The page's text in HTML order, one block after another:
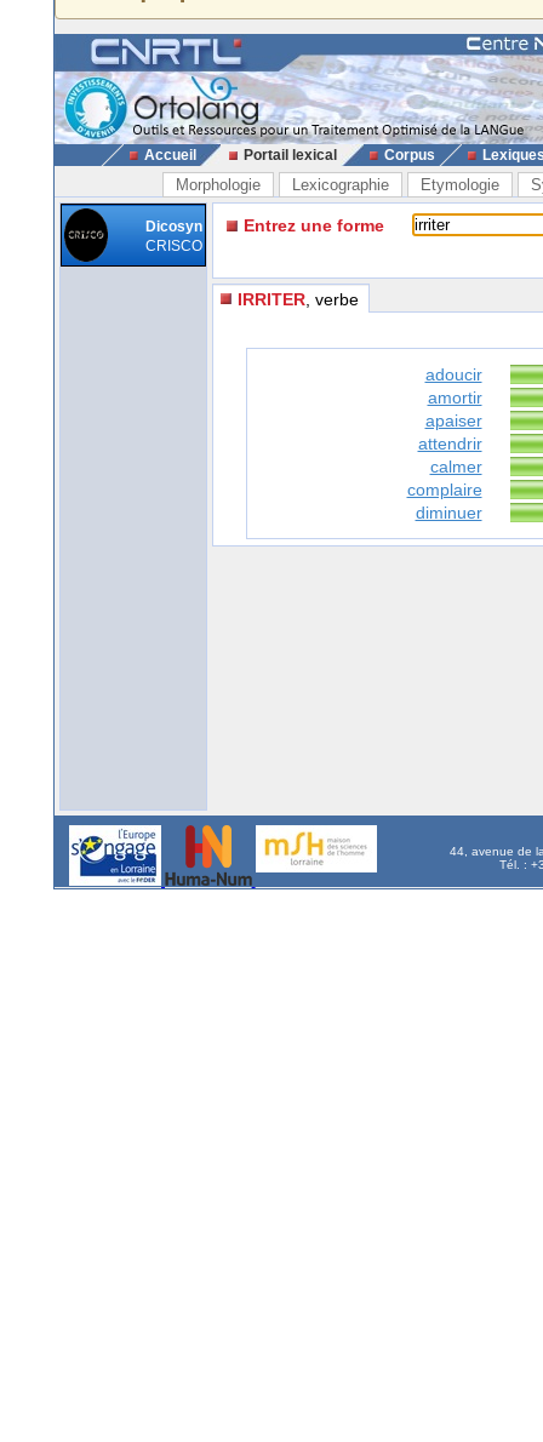
Accueil Portail lexical Corpus
Morphologie Lexicographie Etymologie
Dicosyn
CRISCO
Entrez une forme
IRRITER , verbe
adoucir
amortir
apaiser
attendrir
calmer
complaire
diminuer
44, avenue de
Tél. :